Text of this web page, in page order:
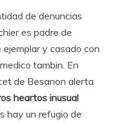
de denuncias
es padre de
y casado con
tambin. En
de Besanon alerta
heartos inusual
hay un refugio de